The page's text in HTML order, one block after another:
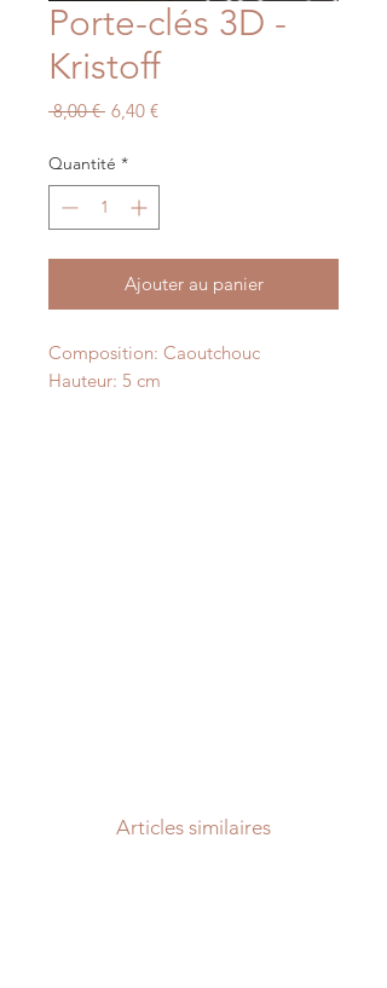
Porte-clés 3D -
Kristoff
8,00 € Prix
6,40 €Prix
Quantité *
Ajouter au panier
Composition: Caoutchouc
Hauteur: 5 cm
Articles similaires